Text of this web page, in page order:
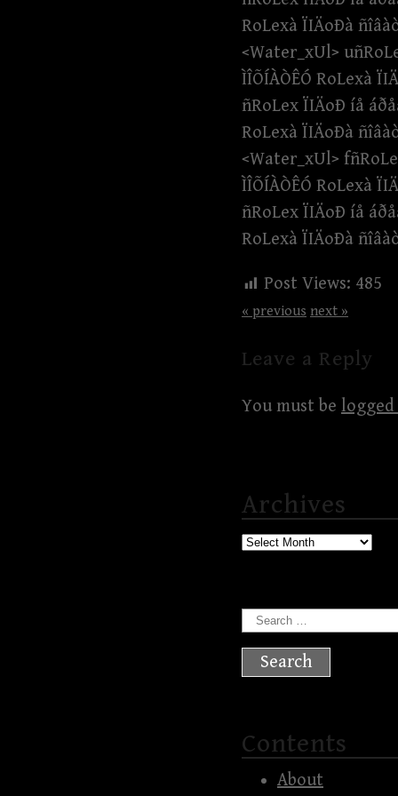
RoLexà ÏIÄoÐà
<Water_xUl>
ÌÎÕÍÀÒÊÓ RoLexà
ñRoLex ÏIÄoÐ íå
RoLexà ÏIÄoÐà
<Water_xUl>
ÌÎÕÍÀÒÊÓ RoLexà
ñRoLex ÏIÄoÐ íå
RoLexà ÏIÄoÐà
Post Views: 485
« previous next »
Leave a Reply
You must be
Archives
Archives
Search
for:
Contents
About